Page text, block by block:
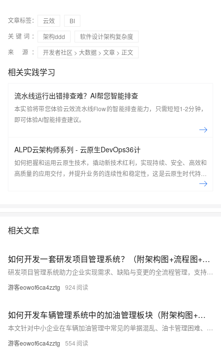
文章标签： 云效
BI
关键词：
架构ddd
软件设计架构复杂度
来 源：
开发者社区 > 大数据 > 文章 > 正文
相关实践学习
流水线运行出错排查难？AI帮您智能排查
本实验将带您体验云效流水线Flow的智能排查能力，只需短短1-2分钟，
即可体验AI智能排查建议。
ALPD云架构师系列 - 云原生DevOps36计
如何把握和运用云原生技术，撬动新技术红利，实现持续、安全、高效和
高质量的应用交付，并提升业务的连续性和稳定性，这是云原生时代持续
交付共同面对的机会和挑战。本课程由阿里云开发者学堂和阿里云云效共
系统知识：全局视角看软件研发生命周期，系统学习DevOps实践技能 课
可靠高效的应用发布体系 持续交付：建立团队协同交付的流程和流水线 质
量守护：构建和维护测试和质量守护体系 安全保障：打造可信交付的安全
相关文章
如何开发一套研发项目管理系统？（附架构图+流程图+代码参考）
研发项目管理系统助力企业实现需求、缺陷与变更的全流程管理，支持看板可视化、数据化决策与成本优化。系统以MVP模式快速上线，核心功能包括需求看板、缺陷闭环、自动日报及关键指标分析，助力中小企业提升交付效率与协作质量。
游客eowof6ca4zztg 924
如何开发车辆管理系统中的加油管理板块（附架构图+流程图+代码参考）
本文针对中小企业在车辆加油管理中常见的单据混乱、油卡管理困难、对账困难等问题，提出了一套完整的系统化解决方案。内容涵盖车辆管理系统（VMS）的核心功能、加油管理模块的设计要点、数据库模型、系统架构、关键业务流程、API设计与实现示例、前端展示参考（React + Antd）、开发技巧与工程化建议等。通过构建加油管理系统，企业可实现燃油费用的透明化、自动化对账、异常检测与数据分析，从而降低运营成本、提升管理效率。适合希望通过技术手段优化车辆管理的企业技术人员与管理者参考。
游客eowof6ca4zztg 554